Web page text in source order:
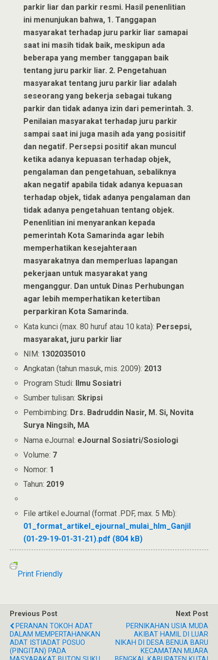
parkir liar dan parkir resmi. Hasil penenlitian
ini menunjukan bahwa, 1. Tanggapan
masyarakat terhadap juru parkir liar samapai
saat ini masih tidak baik, meskipun ada
beberapa yang member tanggapan baik
tentang juru parkir liar. 2. Pengetahuan
masyarakat tentang juru parkir liar adalah
seseorang yang bekerja sebagai tukang
parkir dan tidak adanya izin dari pemerintah. 3.
Penilaian masyarakat terhadap juru parkir
sampai saat ini juga masih ada yang posisitif
dan negatif. Persepsi positif akan muncul
ketika adanya kepuasan terhadap objek,
pengalaman dan pengetahuan, sebaliknya
akan negatif apabila tidak adanya kepuasan
terhadap objek, tidak adanya pengalaman dan
tidak adanya pengetahuan tentang objek.
Penenlitian ini menyarankan kepada
pemerintah Kota Samarinda agar lebih
memperhatikan kesejahteraan
masyarakatnya dan memperluas lapangan
pekerjaan untuk masyarakat yang
menganggur. Dan untuk Dinas Perhubungan
agar lebih memperhatikan ketertiban
perparkiran Kota Samarinda.
Kata kunci (max. 80 huruf atau 10 kata): Persepsi,
masyarakat, juru parkir liar
NIM: 1302035010
Angkatan (tahun masuk, mis. 2009): 2013
Program Studi: Ilmu Sosiatri
Sumber tulisan:Skripsi
Pembimbing: Drs. Badruddin Nasir, M. Si, Novita
Surya Ningsih, MA
Nama eJournal: eJournal Sosiatri/Sosiologi
Volume: 7
Nomor: 1
Tahun: 2019
File artikel eJournal (format .PDF, max. 5 Mb):
01_format_artikel_ejournal_mulai_hlm_Ganjil
(01-29-19-01-31-21).pdf (804 kB)
Print Friendly
Previous Post
PERANAN TOKOH ADAT
DALAM MEMPERTAHANKAN
ADAT ISTIADAT POSUO
(PINGITAN) PADA
Next Post
PERNIKAHAN USIA MUDA
AKIBAT HAMIL DI LUAR
NIKAH DI DESA BENUA BARU
KECAMATAN MUARA